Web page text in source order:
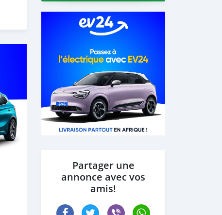
Partager une
annonce avec vos
amis!